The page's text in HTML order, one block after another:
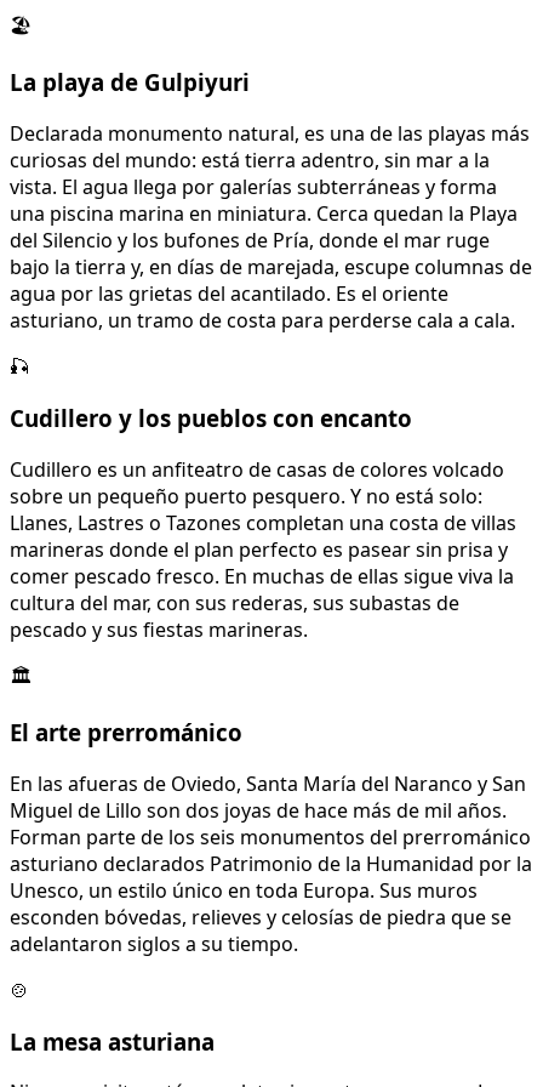
🏖️
La playa de Gulpiyuri
Declarada monumento natural, es una de las playas más
curiosas del mundo: está tierra adentro, sin mar a la
vista. El agua llega por galerías subterráneas y forma
una piscina marina en miniatura. Cerca quedan la Playa
del Silencio y los bufones de Pría, donde el mar ruge
bajo la tierra y, en días de marejada, escupe columnas de
agua por las grietas del acantilado. Es el oriente
asturiano, un tramo de costa para perderse cala a cala.
🎣
Cudillero y los pueblos con encanto
Cudillero es un anfiteatro de casas de colores volcado
sobre un pequeño puerto pesquero. Y no está solo:
Llanes, Lastres o Tazones completan una costa de villas
marineras donde el plan perfecto es pasear sin prisa y
comer pescado fresco. En muchas de ellas sigue viva la
cultura del mar, con sus rederas, sus subastas de
pescado y sus fiestas marineras.
🏛️
El arte prerrománico
En las afueras de Oviedo, Santa María del Naranco y San
Miguel de Lillo son dos joyas de hace más de mil años.
Forman parte de los seis monumentos del prerrománico
asturiano declarados Patrimonio de la Humanidad por la
Unesco, un estilo único en toda Europa. Sus muros
esconden bóvedas, relieves y celosías de piedra que se
adelantaron siglos a su tiempo.
🍲
La mesa asturiana